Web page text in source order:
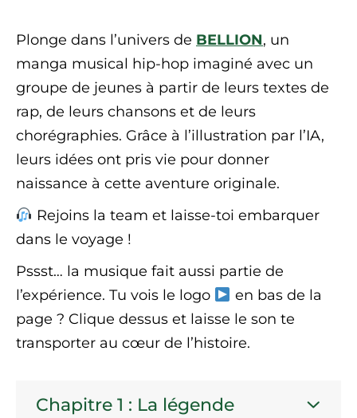
Plonge dans l’univers de BELLION, un
manga musical hip-hop imaginé avec un
groupe de jeunes à partir de leurs textes de
rap, de leurs chansons et de leurs
chorégraphies. Grâce à l’illustration par l’IA,
leurs idées ont pris vie pour donner
naissance à cette aventure originale.
Rejoins la team et laisse-toi embarquer
dans le voyage !
Pssst… la musique fait aussi partie de
l’expérience. Tu vois le logo
en bas de la
page ? Clique dessus et laisse le son te
transporter au cœur de l’histoire.
Chapitre 1 : La légende